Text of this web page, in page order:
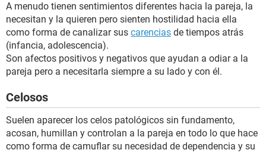
A menudo tienen sentimientos diferentes hacia la pareja, la
necesitan y la quieren pero sienten hostilidad hacia ella
como forma de canalizar sus carencias de tiempos atrás
(infancia, adolescencia).
Son afectos positivos y negativos que ayudan a odiar a la
pareja pero a necesitarla siempre a su lado y con él.
Celosos
Suelen aparecer los celos patológicos sin fundamento,
acosan, humillan y controlan a la pareja en todo lo que hace
como forma de camuflar su necesidad de dependencia y su